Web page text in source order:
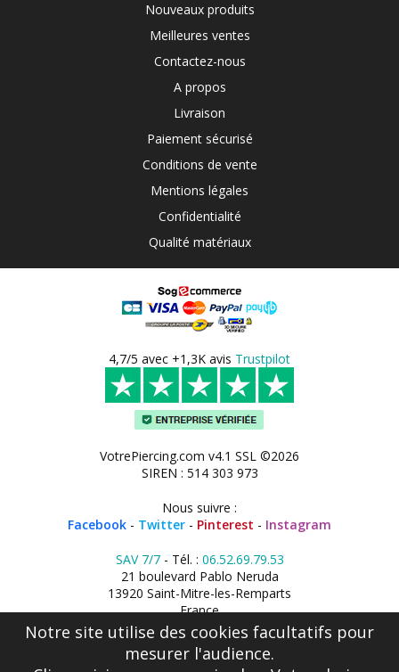
Nouveaux produits
Meilleures ventes
Contactez-nous
A propos
Livraison
Paiement sécurisé
Conditions de vente
Mentions légales
Confidentialité
Qualité matériaux
4,7/5 avec +1,3K avis Trustpilot
VotrePiercing.com v4.1 SSL ©2026
SIREN : 514 303 973
Nous suivre :
Facebook - Twitter - Pinterest - Instagram
SAV 7/7- Tél. : 06.52.69.79.53
21 boulevard Pablo Neruda
13920 Saint-Mitre-les-Remparts
France
Notre site utilise des cookies facultatifs pour
mesurer l'audience.